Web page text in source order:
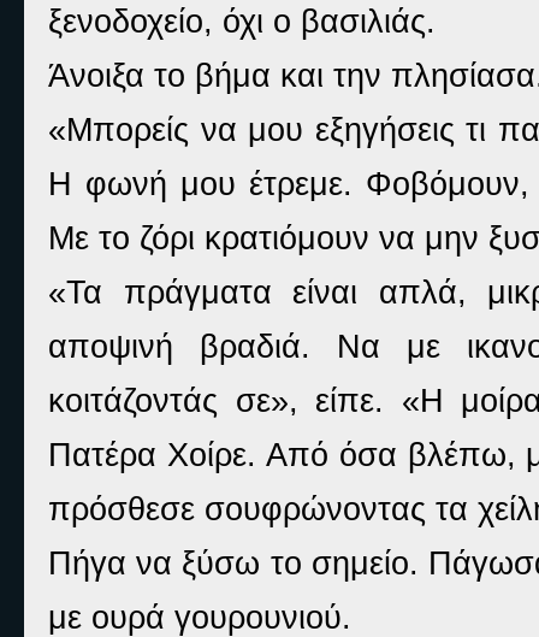
ξενοδοχείο, όχι ο βασιλιάς.
Άνοιξα το βήμα και την
«Μπορείς να μου εξηγήσεις τι
Η φωνή μου έτρεμε. Φοβόμουν,
Με το ζόρι κρατιόμουν να μην
«Τα πράγματα είναι απλά,
αποψινή βραδιά. Να με
κοιτάζοντάς σε», είπε. «Η
Πατέρα Χοίρε. Από όσα βλέπω,
πρόσθεσε σουφρώνοντας τα
Πήγα να ξύσω το σημείο.
με ουρά γουρουνιού.